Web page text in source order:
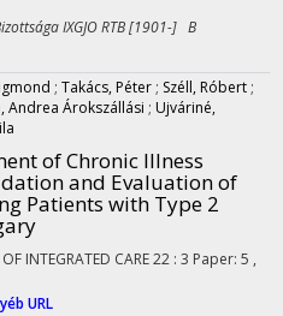
IXGJO RTB [1901-] B
; Takács, Péter ; Széll, Róbert ;
Andrea Árokszállási ; Ujváriné,
of Chronic Illness
and Evaluation of
Patients with Type 2
INTEGRATED CARE22 : 3 Paper: 5 ,
URL